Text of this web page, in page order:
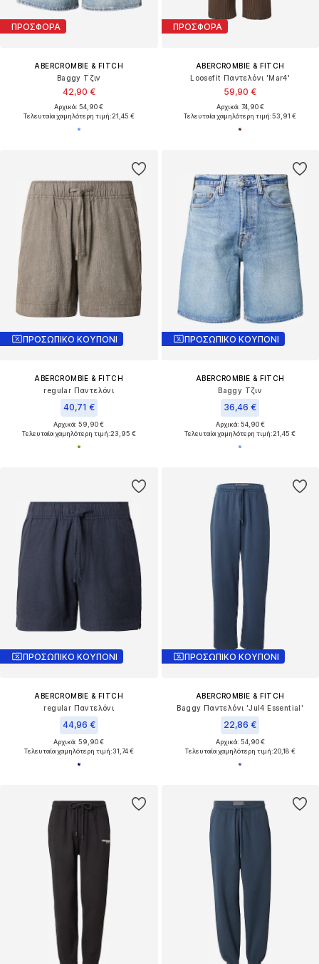
ΠΡΟΣΦΟΡΑ
ABERCROMBIE & FITCH
Baggy Τζιν
42,90 €
Αρχικά: 54,90 €
Τελευταία χαμηλότερη τιμή:21,45 €
ΠΡΟΣΦΟΡΑ
ABERCROMBIE & FITCH
Loosefit Παντελόνι 'Mar4'
59,90 €
Αρχικά: 74,90 €
Τελευταία χαμηλότερη τιμή:53,91 €
ΠΡΟΣΩΠΙΚΟ ΚΟΥΠΟΝΙ
ABERCROMBIE & FITCH
regular Παντελόνι
40,71 €
Αρχικά: 59,90 €
Τελευταία χαμηλότερη τιμή:23,95 €
ΠΡΟΣΩΠΙΚΟ ΚΟΥΠΟΝΙ
ABERCROMBIE & FITCH
Baggy Τζιν
36,46 €
Αρχικά: 54,90 €
Τελευταία χαμηλότερη τιμή:21,45 €
ΠΡΟΣΩΠΙΚΟ ΚΟΥΠΟΝΙ
ABERCROMBIE & FITCH
regular Παντελόνι
44,96 €
Αρχικά: 59,90 €
Τελευταία χαμηλότερη τιμή:31,74 €
ΠΡΟΣΩΠΙΚΟ ΚΟΥΠΟΝΙ
ABERCROMBIE & FITCH
Baggy Παντελόνι 'Jul4 Essential'
22,86 €
Αρχικά: 54,90 €
Τελευταία χαμηλότερη τιμή:20,18 €